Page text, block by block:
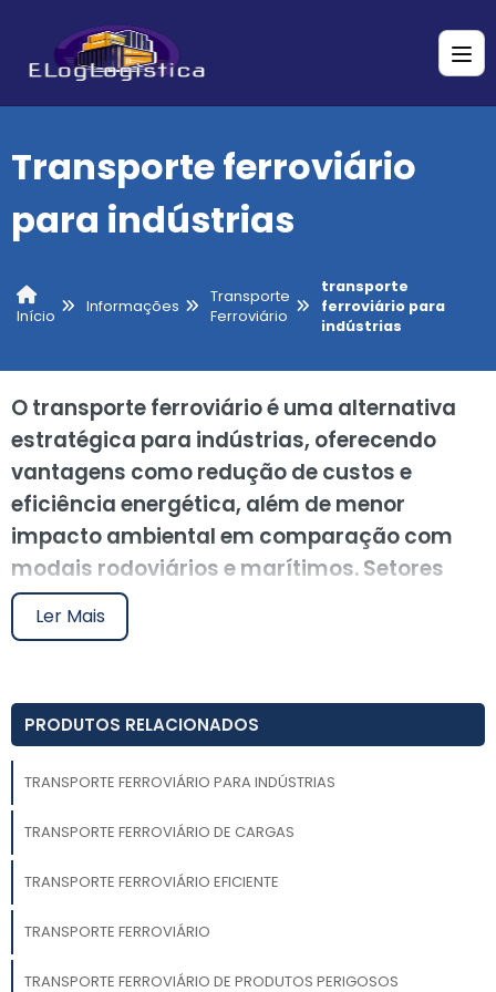
Transporte ferroviário
para indústrias
Início
Informações
Transporte
Ferroviário
transporte
ferroviário para
indústrias
O transporte ferroviário é uma alternativa
estratégica para indústrias, oferecendo
vantagens como redução de custos e
eficiência energética, além de menor
impacto ambiental em comparação com
modais rodoviários e marítimos. Setores
como mineração e agronegócio têm se
beneficiado ao integrar esse modal em suas
competitividade. Para uma implementação
eficaz, é aconselhável buscar parcerias com
especialistas que ofereçam soluções
personalizadas.
O transporte ferroviário para indústrias tem se
destacado como uma solução estratégica para
empresas que buscam aumentar a eficiência logística
e reduzir custos operacionais. Com uma infraestrutura
robusta e capacidade para movimentar grandes
volumes de carga, o modal ferroviário oferece
Ler Mais
PRODUTOS RELACIONADOS
TRANSPORTE FERROVIÁRIO PARA INDÚSTRIAS
TRANSPORTE FERROVIÁRIO DE CARGAS
TRANSPORTE FERROVIÁRIO EFICIENTE
TRANSPORTE FERROVIÁRIO
TRANSPORTE FERROVIÁRIO DE PRODUTOS PERIGOSOS